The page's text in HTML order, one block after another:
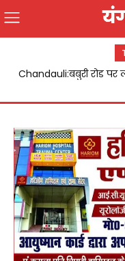
Chandauli:बबुरी रोड